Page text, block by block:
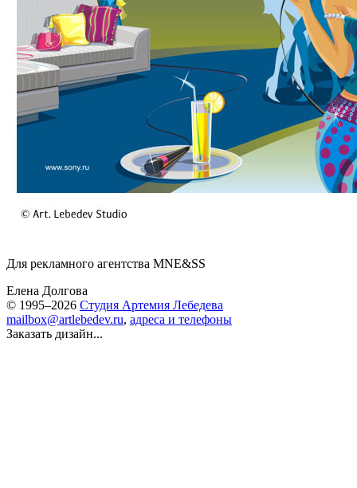
Для рекламного агентства MNE&SS
Елена Долгова
© 1995–2026 Студия Артемия Лебедева
mailbox@artlebedev.ru, адреса и телефоны
Заказать дизайн...